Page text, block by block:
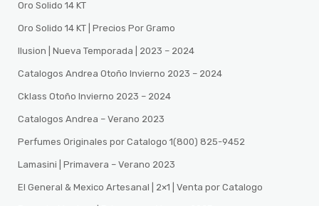
Oro Solido 14 KT
Oro Solido 14 KT | Precios Por Gramo
Ilusion | Nueva Temporada | 2023 – 2024
Catalogos Andrea Otoño Invierno 2023 – 2024
Cklass Otoño Invierno 2023 – 2024
Catalogos Andrea – Verano 2023
Perfumes Originales por Catalogo 1(800) 825-9452
Lamasini | Primavera – Verano 2023
El General & Mexico Artesanal | 2×1 | Venta por Catalogo